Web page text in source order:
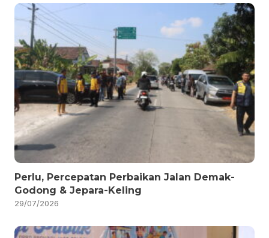
Perlu, Percepatan Perbaikan Jalan Demak-
Godong & Jepara-Keling
29/07/2026